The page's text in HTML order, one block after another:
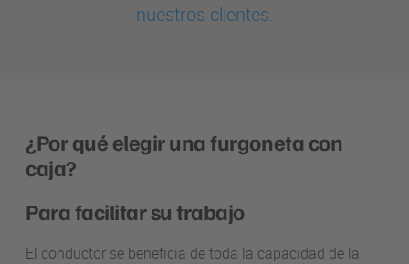
nuestros clientes.
¿Por qué elegir una furgoneta con
caja?
Para facilitar su trabajo
El conductor se beneficia de toda la capacidad de la